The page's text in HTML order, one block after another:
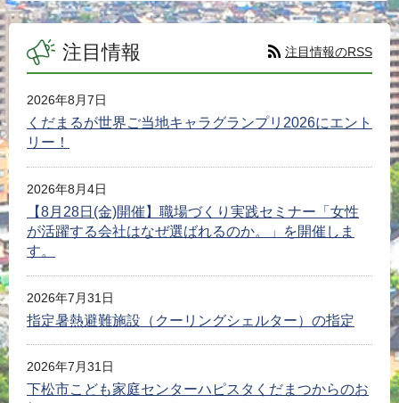
注目情報 注目情報のRSS
2026年8月7日
くだまるが世界ご当地キャラグランプリ2026にエント
リー！
2026年8月4日
【8月28日(金)開催】職場づくり実践セミナー「女性
が活躍する会社はなぜ選ばれるのか。」を開催しま
す。
2026年7月31日
指定暑熱避難施設（クーリングシェルター）の指定
2026年7月31日
下松市こども家庭センターハピスタくだまつからのお